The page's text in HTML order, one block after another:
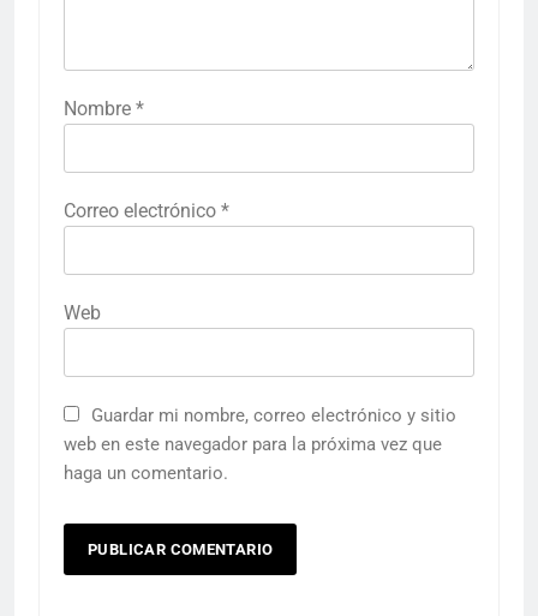
Nombre *
Correo electrónico *
Web
Guardar mi nombre, correo electrónico y sitio
web en este navegador para la próxima vez que
haga un comentario.